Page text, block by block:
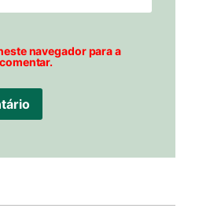
navegador para a